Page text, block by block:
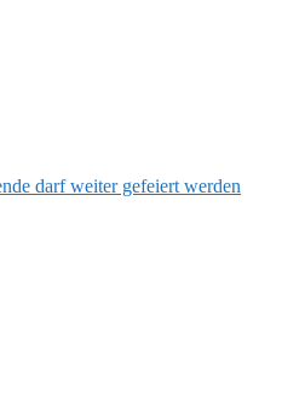
darf weiter gefeiert werden